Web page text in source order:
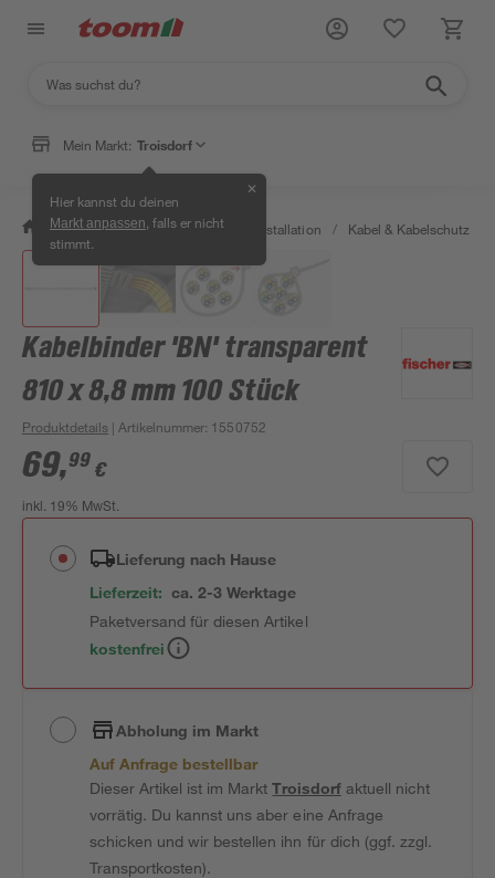
Mein Markt: Troisdorf
Hier kannst du deinen
Markt anpassen , falls er nicht
stimmt.
✕
/ Bauen & Renovieren / Elektroinstallation / Kabel & Kabelschutz
Kabelbinder 'BN' transparent
810 x 8,8 mm 100 Stück
Produktdetails | Artikelnummer: 1550752
69,99 €
inkl. 19% MwSt.
Lieferung nach Hause
Lieferzeit: ca. 2-3 Werktage
Paketversand für diesen Artikel
kostenfrei
Abholung im Markt
Auf Anfrage bestellbar
Dieser Artikel ist im MarktTroisdorfaktuell nicht
vorrätig. Du kannst uns aber eine Anfrage
schicken und wir bestellen ihn für dich (ggf. zzgl.
Transportkosten).